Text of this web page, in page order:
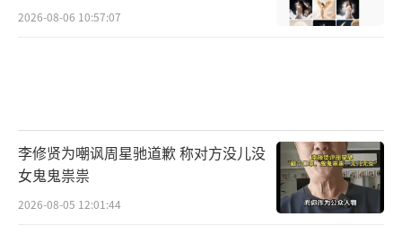
2026-08-06 10:57:07
李修贤为嘲讽周星驰道歉 称对方没儿没
女鬼鬼祟祟
2026-08-05 12:01:44